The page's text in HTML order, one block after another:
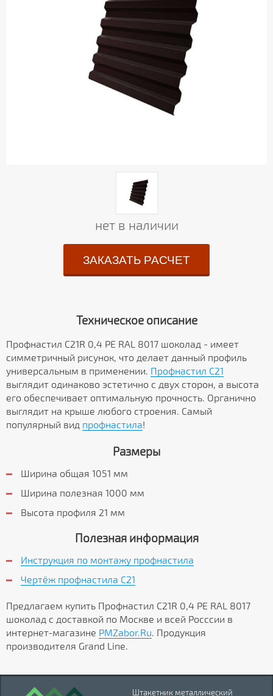
нет в наличии
ЗАКАЗАТЬ РАСЧЕТ
Техническое описание
Профнастил С21R 0,4 PE RAL 8017 шоколад - имеет
симметричный рисунок, что делает данный профиль
универсальным в применении. Профнастил С21
выглядит одинаково эстетично с двух сторон, а высота
его обеспечивает оптимальную прочность. Органично
выглядит на крыше любого строения. Самый
популярный вид профнастила!
Размеры
Ширина общая 1051 мм
Ширина полезная 1000 мм
Высота профиля 21 мм
Полезная информация
Инструкция по монтажу профнастила
Чертёж профнастила C21
Предлагаем купить Профнастил С21R 0,4 PE RAL 8017
шоколад с доставкой по Москве и всей Росссии в
интернет-магазине PMZabor.Ru. Продукция
производителя Grand Line.
Штакетник металлический